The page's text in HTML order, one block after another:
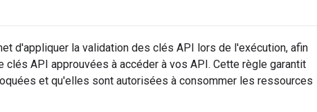
d'appliquer la validation des clés API lors de l'exécution, afin
API approuvées à accéder à vos API. Cette règle garantit
et qu'elles sont autorisées à consommer les ressources